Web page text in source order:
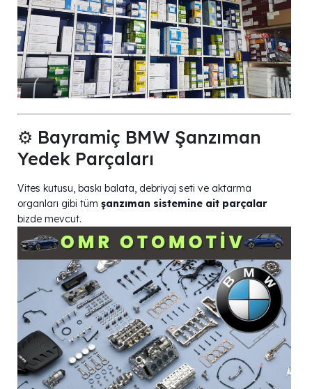
⚙️ Bayramiç BMW Şanzıman
Yedek Parçaları
Vites kutusu, baskı balata, debriyaj seti ve aktarma
organları gibi tüm şanzıman sistemine ait parçalar
bizde mevcut.